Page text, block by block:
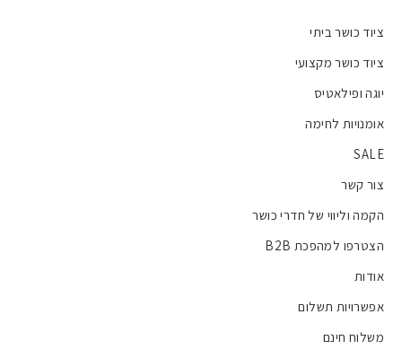
ציוד כושר ביתי
ציוד כושר מקצועי
יוגה ופילאטיס
אומנויות לחימה
SALE
צור קשר
הקמה וליווי של חדרי כושר
הצטרפו למהפכת B2B
אודות
אפשרויות תשלום
משלוח חינם